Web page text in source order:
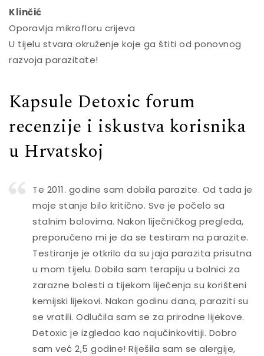
Klinčić
Oporavlja mikrofloru crijeva
U tijelu stvara okruženje koje ga štiti od ponovnog
razvoja parazitate!
Kapsule Detoxic forum
recenzije i iskustva korisnika
u Hrvatskoj
Te 2011. godine sam dobila parazite. Od tada je
moje stanje bilo kritično. Sve je počelo sa
stalnim bolovima. Nakon liječničkog pregleda,
preporučeno mi je da se testiram na parazite.
Testiranje je otkrilo da su jaja parazita prisutna
u mom tijelu. Dobila sam terapiju u bolnici za
zarazne bolesti a tijekom liječenja su korišteni
kemijski lijekovi. Nakon godinu dana, paraziti su
se vratili. Odlučila sam se za prirodne lijekove.
Detoxic je izgledao kao najučinkovitiji. Dobro
sam već 2,5 godine! Riješila sam se alergije,